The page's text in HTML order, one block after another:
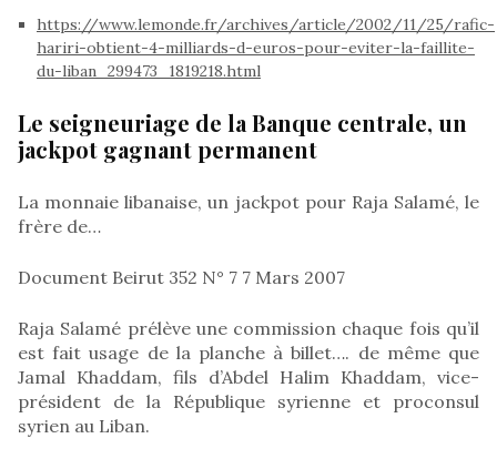
https://www.lemonde.fr/archives/article/2002/11/25/rafic-
hariri-obtient-4-milliards-d-euros-pour-eviter-la-faillite-
du-liban_299473_1819218.html
Le seigneuriage de la Banque centrale, un
jackpot gagnant permanent
La monnaie libanaise, un jackpot pour Raja Salamé, le
frère de…
Document Beirut 352 N° 7 7 Mars 2007
Raja Salamé prélève une commission chaque fois qu’il
est fait usage de la planche à billet…. de même que
Jamal Khaddam, fils d’Abdel Halim Khaddam, vice-
président de la République syrienne et proconsul
syrien au Liban.